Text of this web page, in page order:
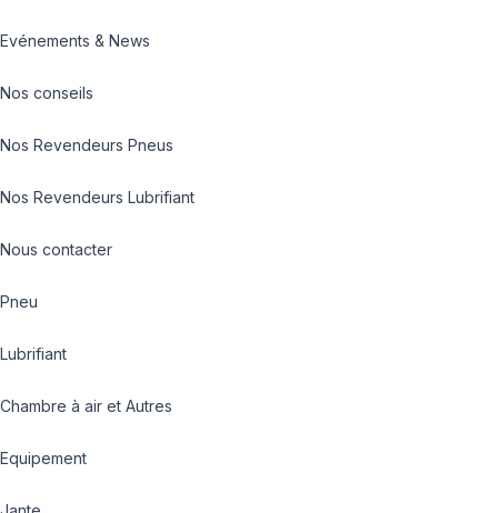
Evénements & News
Nos conseils
Nos Revendeurs Pneus
Nos Revendeurs Lubrifiant
Nous contacter
Pneu
Lubrifiant
Chambre à air et Autres
Equipement